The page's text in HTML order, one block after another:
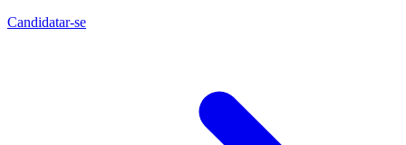
Candidatar-se